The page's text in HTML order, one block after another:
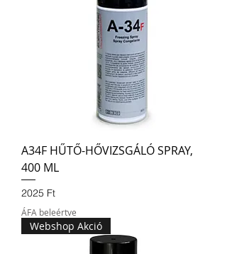
A34F HŰTŐ-HŐVIZSGÁLÓ SPRAY,
400 ML
Ár
2025 Ft
ÁFA beleértve
Webshop Akció